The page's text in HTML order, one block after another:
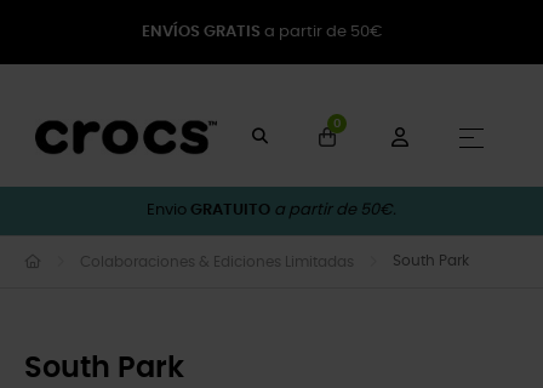
ENVÍOS GRATIS a partir de 50€
0
☰
Envio GRATUITO a partir de 50€.
Colaboraciones & Ediciones Limitadas South Park
South Park